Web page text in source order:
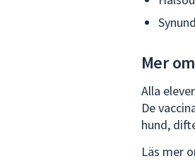
Mer
Alla
De
hund,
Läs mer